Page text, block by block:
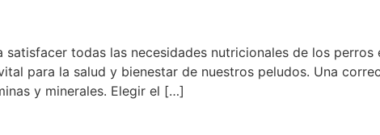
todas las necesidades nutricionales de los perros
para la salud y bienestar de nuestros peludos. Una
y minerales. Elegir el […]